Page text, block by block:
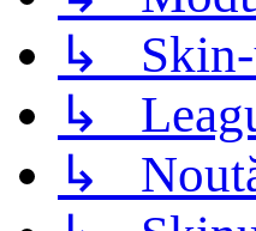
↳
↳
↳